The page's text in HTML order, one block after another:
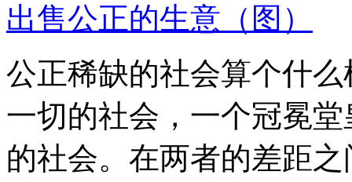
出售公正的生意（图）
公正稀缺的社会算个什
一切的社会，一个冠冕
的社会。在两者的差距